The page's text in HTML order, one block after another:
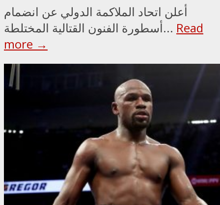
أعلن اتحاد الملاكمة الدولي عن انضمام
أسطورة الفنون القتالية المختلطة... Read
more →